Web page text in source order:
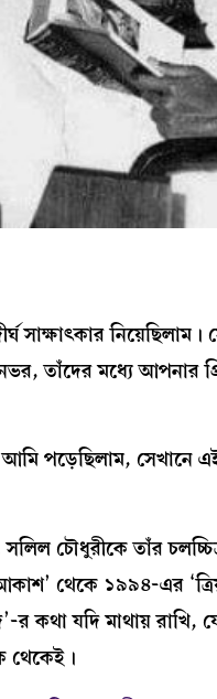
সাক্ষাৎকার
তাঁদের মধ্যে আপনার
পড়েছিলাম, সেখানে
চৌধুরীকে তাঁর
থেকে ১৯৯৪-এর
কথা যদি মাথায় রাখি,
থেকেই।